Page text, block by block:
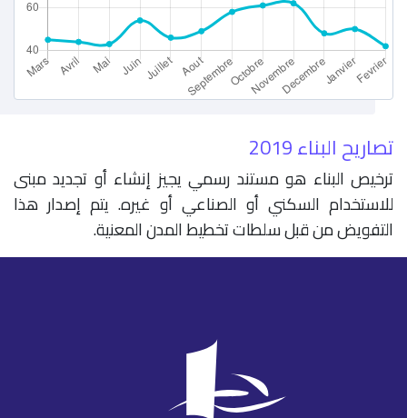
تصاريح البناء 2019
ترخيص البناء هو مستند رسمي يجيز إنشاء أو تجديد مبنى
للاستخدام السكني أو الصناعي أو غيره. يتم إصدار هذا
التفويض من قبل سلطات تخطيط المدن المعنية.